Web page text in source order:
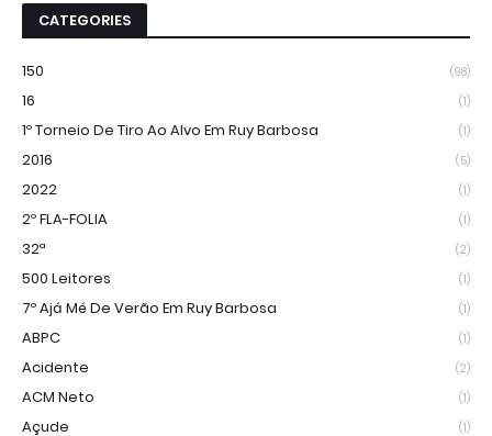
CATEGORIES
150 (98)
16 (1)
1º Torneio De Tiro Ao Alvo Em Ruy Barbosa (1)
2016 (5)
2022 (1)
2º FLA-FOLIA (1)
32ª (2)
500 Leitores (1)
7º Ajá Mé De Verão Em Ruy Barbosa (1)
ABPC (1)
Acidente (2)
ACM Neto (1)
Açude (1)